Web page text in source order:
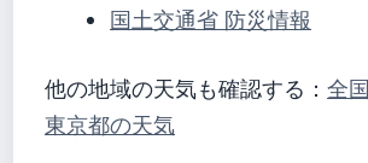
国土交通省 防災情報
他の地域の天気も確認する： 全
東京都の天気